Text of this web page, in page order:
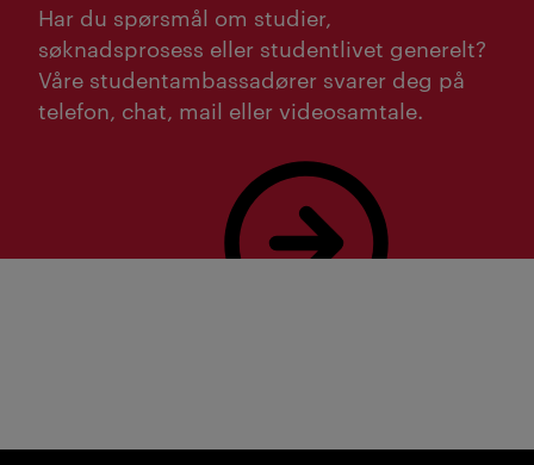
Har du spørsmål om studier,
søknadsprosess eller studentlivet generelt?
Våre studentambassadører svarer deg på
telefon, chat, mail eller videosamtale.